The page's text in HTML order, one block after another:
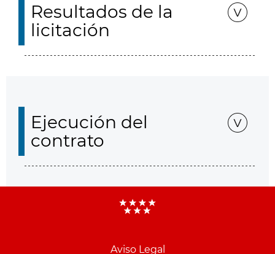
Resultados de la
licitación
Ejecución del
contrato
Aviso Legal